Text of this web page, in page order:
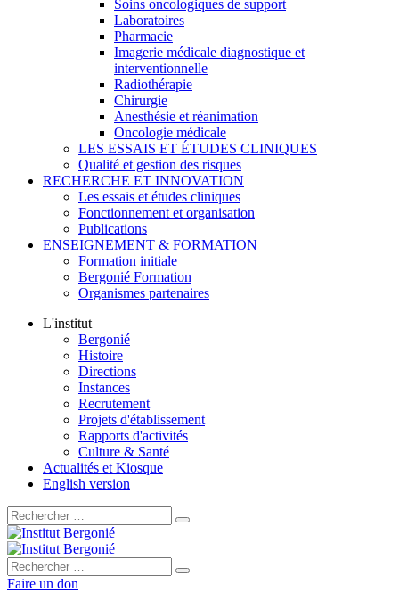
Soins oncologiques de support
Laboratoires
Pharmacie
Imagerie médicale diagnostique et
interventionnelle
Radiothérapie
Chirurgie
Anesthésie et réanimation
Oncologie médicale
LES ESSAIS ET ÉTUDES CLINIQUES
Qualité et gestion des risques
RECHERCHE ET INNOVATION
Les essais et études cliniques
Fonctionnement et organisation
Publications
ENSEIGNEMENT & FORMATION
Formation initiale
Bergonié Formation
Organismes partenaires
L'institut
Bergonié
Histoire
Directions
Instances
Recrutement
Projets d'établissement
Rapports d'activités
Culture & Santé
Actualités et Kiosque
English version
Rechercher :
Rechercher :
Faire un don